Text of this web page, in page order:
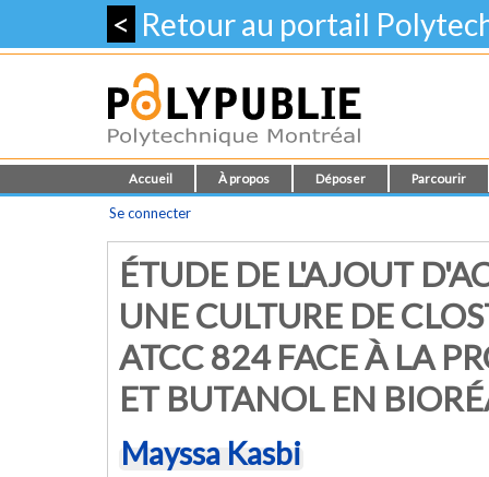
< Retour au portail
Accueil À propos Déposer Parcourir
Se connecter
ÉTUDE DE L'AJOUT
UNE CULTURE DE
ATCC 824 FACE À LA
ET BUTANOL EN
Mayssa Kasbi